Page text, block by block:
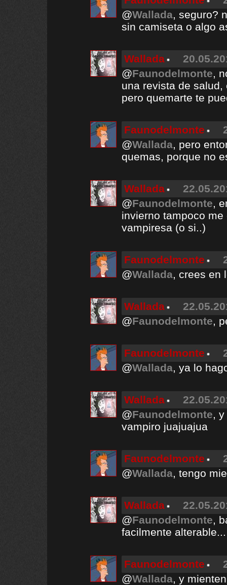
@Wallada, seguro?
sin camiseta o algo
Wallada
@Faunodelmonte,
una revista de
pero quemarte te
Faunodelmonte
@Wallada, pero
quemas, porque no
Wallada
@Faunodelmonte,
invierno tampoco
vampiresa (o si..)
Faunodelmonte
@Wallada, crees en
Wallada
@Faunodelmonte,
Faunodelmonte
@Wallada, ya lo
Wallada
@Faunodelmonte,
vampiro juajuajua
Faunodelmonte
@Wallada, tengo
Wallada
@Faunodelmonte,
facilmente alterable...
Faunodelmonte
@Wallada, y